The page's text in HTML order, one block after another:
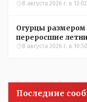
8 августа 2026 г. в 13:02
Огурцы размером
переросшие
зимой
8 августа 2026 г. в 10:50
Последние